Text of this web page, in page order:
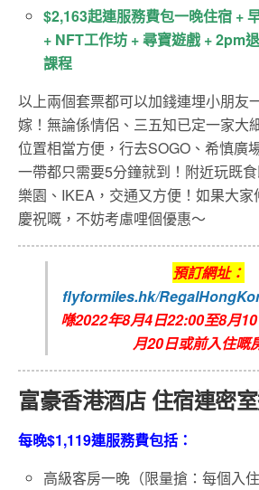
$2,163起連服務費包一晚住宿 +
+ NFT工作坊 + 尋寶遊戲 + 2pm
課程
以上兩個套票都可以加錢連埋小朋友
嫁！無論係情侶、三五知已定一家大
位置相當方便，行去SOGO、希慎廣
一帶都只需要5分鐘就到！附近玩既
樂園、IKEA，交通又方便！如果大
慶祝嘅，不妨考慮哩個優惠～
預訂網址：
flyformiles.hk/
喺2022年8月4日22:00至8月
月20日或前入住嘅
富豪香港酒店 住宿連密
每晚$1,119連服務費包括：
高級客房一晚（限量搶：每個入